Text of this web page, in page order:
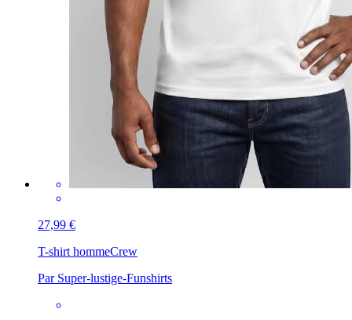
27,99 €
T-shirt hommeCrew
Par Super-lustige-Funshirts